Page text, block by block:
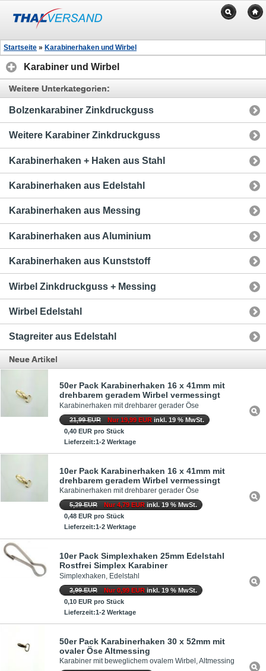
Startseite » Karabinerhaken und Wirbel
Karabiner und Wirbel
Weitere Unterkategorien:
Bolzenkarabiner Zinkdruckguss
Weitere Karabiner Zinkdruckguss
Karabinerhaken + Haken aus Stahl
Karabinerhaken aus Edelstahl
Karabinerhaken aus Messing
Karabinerhaken aus Aluminium
Karabinerhaken aus Kunststoff
Wirbel Zinkdruckguss + Messing
Wirbel Edelstahl
Stagreiter aus Edelstahl
Neue Artikel
50er Pack Karabinerhaken 16 x 41mm mit
drehbarem geradem Wirbel vermessingt
Karabinerhaken mit drehbarer gerader Öse
21,99 EUR Nur 19,99 EUR inkl. 19 % MwSt.
0,40 EUR pro Stück
Lieferzeit:1-2 Werktage
10er Pack Karabinerhaken 16 x 41mm mit
drehbarem geradem Wirbel vermessingt
Karabinerhaken mit drehbarer gerader Öse
5,29 EUR Nur 4,79 EUR inkl. 19 % MwSt.
0,48 EUR pro Stück
Lieferzeit:1-2 Werktage
10er Pack Simplexhaken 25mm Edelstahl
Rostfrei Simplex Karabiner
Simplexhaken, Edelstahl
2,99 EUR Nur 0,99 EUR inkl. 19 % MwSt.
0,10 EUR pro Stück
Lieferzeit:1-2 Werktage
50er Pack Karabinerhaken 30 x 52mm mit
ovaler Öse Altmessing
Karabiner mit beweglichem ovalem Wirbel, Altmessing